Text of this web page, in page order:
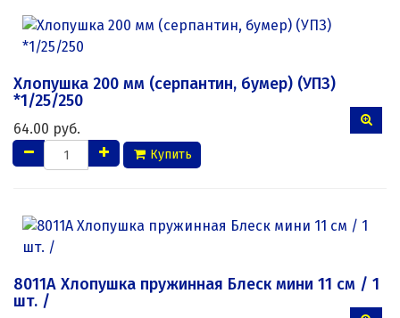
Хлопушка 200 мм (серпантин, бумер) (УПЗ)
*1/25/250
64.00 руб.
Купить
8011A Хлопушка пружинная Блеск мини 11 см / 1
шт. /